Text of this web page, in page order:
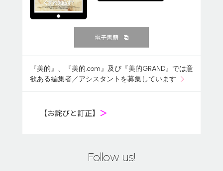
電子書籍
『美的』、『美的.com』及び『美的GRAND』では意
欲ある編集者／アシスタントを募集しています
【お詫びと訂正】 ＞
Follow us!